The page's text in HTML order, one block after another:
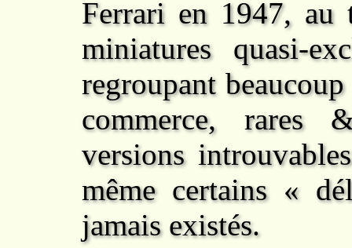
Ferrari en 1947, au
miniatures quasi-
regroupant
commerce, rares
versions
même certains «
jamais existés.